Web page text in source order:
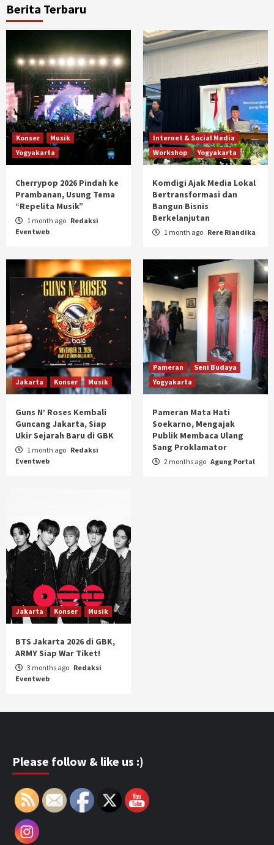
Berita Terbaru
Konser
Musik
Yogyakarta
Cherrypop 2026 Pindah ke
Prambanan, Usung Tema
“Repelita Musik”
1 month ago Redaksi
Eventweb
Internet & Social Media
Workshop
Yogyakarta
Komdigi Ajak Media Lokal
Bertransformasi dan
Bangun Bisnis
Berkelanjutan
1 month ago Rere Riandika
Jakarta Konser Musik
Guns N’ Roses Kembali
Guncang Jakarta, Siap
Ukir Sejarah Baru di GBK
1 month ago Redaksi
Eventweb
Pameran
Seni Budaya
Yogyakarta
Pameran Mata Hati
Soekarno, Mengajak
Publik Membaca Ulang
Sang Proklamator
2 months ago Agung Portal
Jakarta Konser Musik
BTS Jakarta 2026 di GBK,
ARMY Siap War Tiket!
3 months ago Redaksi
Eventweb
Please follow & like us :)